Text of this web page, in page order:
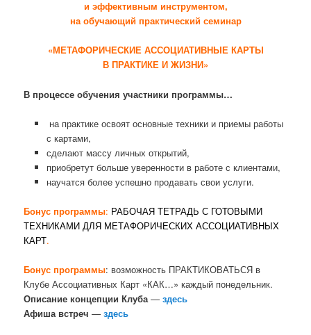
и эффективным инструментом,
на обучающий практический семинар
«МЕТАФОРИЧЕСКИЕ АССОЦИАТИВНЫЕ КАРТЫ
В ПРАКТИКЕ И ЖИЗНИ»
В процессе обучения участники программы…
на практике освоят основные техники и приемы работы
с картами,
сделают массу личных открытий,
приобретут больше уверенности в работе с клиентами,
научатся более успешно продавать свои услуги.
Бонус программы: РАБОЧАЯ ТЕТРАДЬ С ГОТОВЫМИ
ТЕХНИКАМИ ДЛЯ МЕТАФОРИЧЕСКИХ АССОЦИАТИВНЫХ
КАРТ.
Бонус программы: возможность ПРАКТИКОВАТЬСЯ в
Клубе Ассоциативных Карт «КАК…» каждый понедельник.
Описание концепции Клуба—здесь
Афиша встреч —здесь